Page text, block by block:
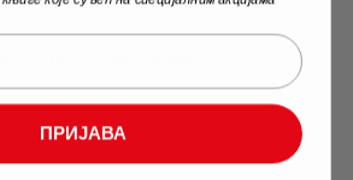
ПРИЈАВА